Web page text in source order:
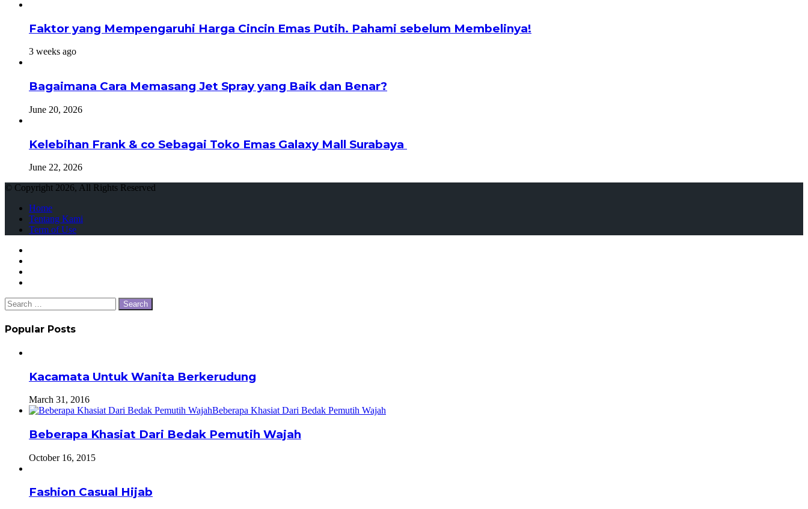
Faktor yang Mempengaruhi Harga Cincin Emas Putih. Pahami sebelum Membelinya!
3 weeks ago
Bagaimana Cara Memasang Jet Spray yang Baik dan Benar?
June 20, 2026
Kelebihan Frank & co Sebagai Toko Emas Galaxy Mall Surabaya
June 22, 2026
© Copyright 2026, All Rights Reserved
Home
Tentang Kami
Term of Use
Close
Search
for:
Popular Posts
Kacamata Untuk Wanita Berkerudung
March 31, 2016
Beberapa Khasiat Dari Bedak Pemutih Wajah
October 16, 2015
Fashion Casual Hijab